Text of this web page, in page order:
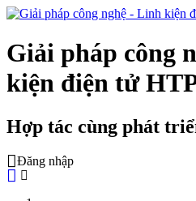
Giải pháp công
kiện điện tử
Hợp tác cùng phát
Đăng nhập